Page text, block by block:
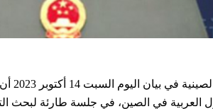
العربية في الصين، في جلسة طارئة لبحث